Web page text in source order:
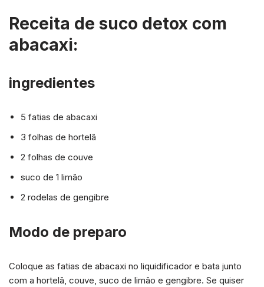
Receita de suco detox com
abacaxi:
ingredientes
5 fatias de abacaxi
3 folhas de hortelã
2 folhas de couve
suco de 1 limão
2 rodelas de gengibre
Modo de preparo
Coloque as fatias de abacaxi no liquidificador e bata junto
com a hortelã, couve, suco de limão e gengibre. Se quiser